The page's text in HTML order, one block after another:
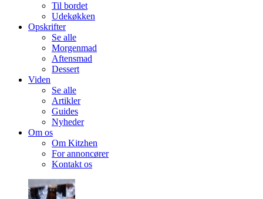
Til bordet
Udekøkken
Opskrifter
Se alle
Morgenmad
Aftensmad
Dessert
Viden
Se alle
Artikler
Guides
Nyheder
Om os
Om Kitzhen
For annoncører
Kontakt os